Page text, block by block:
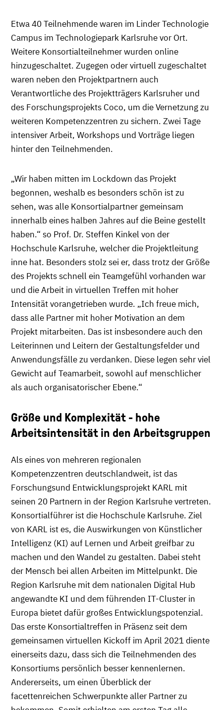
Etwa 40 Teilnehmende waren im Linder Technologie
Campus im Technologiepark Karlsruhe vor Ort.
Weitere Konsortialteilnehmer wurden online
hinzugeschaltet. Zugegen oder virtuell zugeschaltet
waren neben den Projektpartnern auch
Verantwortliche des Projektträgers Karlsruher und
des Forschungsprojekts Coco, um die Vernetzung zu
weiteren Kompetenzzentren zu sichern. Zwei Tage
intensiver Arbeit, Workshops und Vorträge liegen
hinter den Teilnehmenden.
„Wir haben mitten im Lockdown das Projekt
begonnen, weshalb es besonders schön ist zu
sehen, was alle Konsortialpartner gemeinsam
innerhalb eines halben Jahres auf die Beine gestellt
haben.“ so Prof. Dr. Steffen Kinkel von der
Hochschule Karlsruhe, welcher die Projektleitung
inne hat. Besonders stolz sei er, dass trotz der Größe
des Projekts schnell ein Teamgefühl vorhanden war
und die Arbeit in virtuellen Treffen mit hoher
Intensität vorangetrieben wurde. „Ich freue mich,
dass alle Partner mit hoher Motivation an dem
Projekt mitarbeiten. Das ist insbesondere auch den
Leiterinnen und Leitern der Gestaltungsfelder und
Anwendungsfälle zu verdanken. Diese legen sehr viel
Gewicht auf Teamarbeit, sowohl auf menschlicher
als auch organisatorischer Ebene.“
Größe und Komplexität - hohe
Arbeitsintensität in den Arbeitsgruppen
Als eines von mehreren regionalen
Kompetenzzentren deutschlandweit, ist das
Forschungsund Entwicklungsprojekt KARL mit
seinen 20 Partnern in der Region Karlsruhe vertreten.
Konsortialführer ist die Hochschule Karlsruhe. Ziel
von KARL ist es, die Auswirkungen von Künstlicher
Intelligenz (KI) auf Lernen und Arbeit greifbar zu
machen und den Wandel zu gestalten. Dabei steht
der Mensch bei allen Arbeiten im Mittelpunkt. Die
Region Karlsruhe mit dem nationalen Digital Hub
angewandte KI und dem führenden IT-Cluster in
Europa bietet dafür großes Entwicklungspotenzial.
Das erste Konsortialtreffen in Präsenz seit dem
gemeinsamen virtuellen Kickoff im April 2021 diente
einerseits dazu, dass sich die Teilnehmenden des
Konsortiums persönlich besser kennenlernen.
Andererseits, um einen Überblick der
facettenreichen Schwerpunkte aller Partner zu